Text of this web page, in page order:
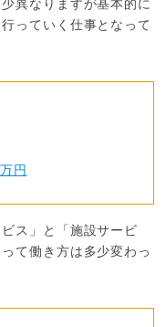
異なりますが基本的に
っていく仕事となって
円
ス」と「施設サービ
て働き方は多少変わっ